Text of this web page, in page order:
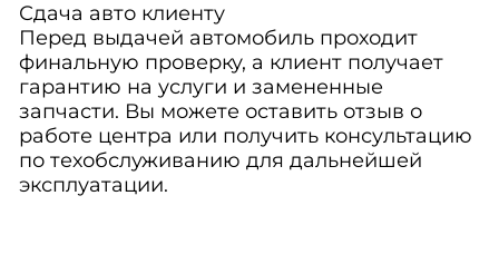
Сдача авто клиенту
Перед выдачей автомобиль проходит
финальную проверку, а клиент получает
гарантию на услуги и замененные
запчасти. Вы можете оставить отзыв о
работе центра или получить консультацию
по техобслуживанию для дальнейшей
эксплуатации.